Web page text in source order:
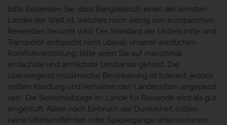
Bitte bedenken Sie, dass Bangladesch eines der ärmsten
Länder der Welt ist, welches noch wenig von europäischen
Reisenden besucht wird. Der Standard der Unterkünfte und
Transporte entspricht nicht überall unserer westlichen
Komfortvorstellung. Bitte seien Sie auf manchmal
einfachste und ärmlichste Umstände gefasst. Die
überwiegend muslimische Bevölkerung ist tolerant, jedoch
sollten Kleidung und Verhalten den Landessitten angepasst
sein. Die Sicherheitslage im Lande für Reisende wird als gut
eingestuft. Allein nach Einbruch der Dunkelheit sollten
keine Überlandfahrten oder Spaziergänge unternommen